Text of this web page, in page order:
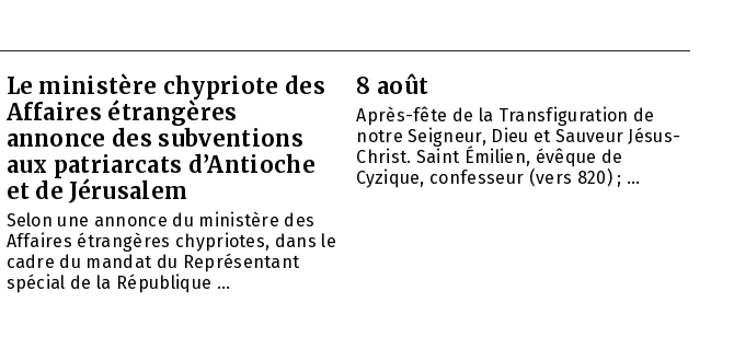
Le ministère chypriote des
Affaires étrangères
annonce des subventions
aux patriarcats d’Antioche
et de Jérusalem
Selon une annonce du ministère des
Affaires étrangères chypriotes, dans le
cadre du mandat du Représentant
spécial de la République ...
8 août
Après-fête de la Transfiguration de
notre Seigneur, Dieu et Sauveur Jésus-
Christ. Saint Émilien, évêque de
Cyzique, confesseur (vers 820) ; ...